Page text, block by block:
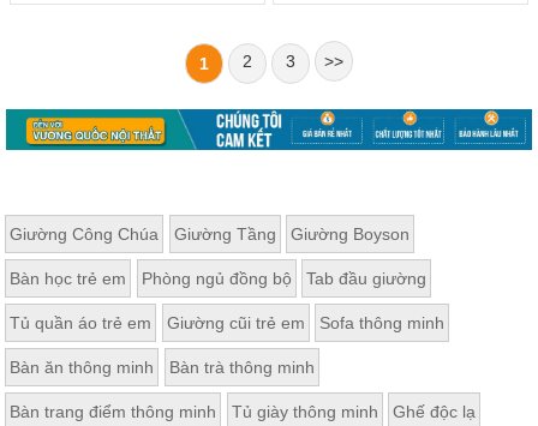
1 2 3 >>
Giường Công Chúa Giường Tầng Giường Boyson
Bàn học trẻ em Phòng ngủ đồng bộ Tab đầu giường
Tủ quần áo trẻ em Giường cũi trẻ em Sofa thông minh
Bàn ăn thông minh Bàn trà thông minh
Bàn trang điểm thông minh Tủ giày thông minh Ghế độc lạ